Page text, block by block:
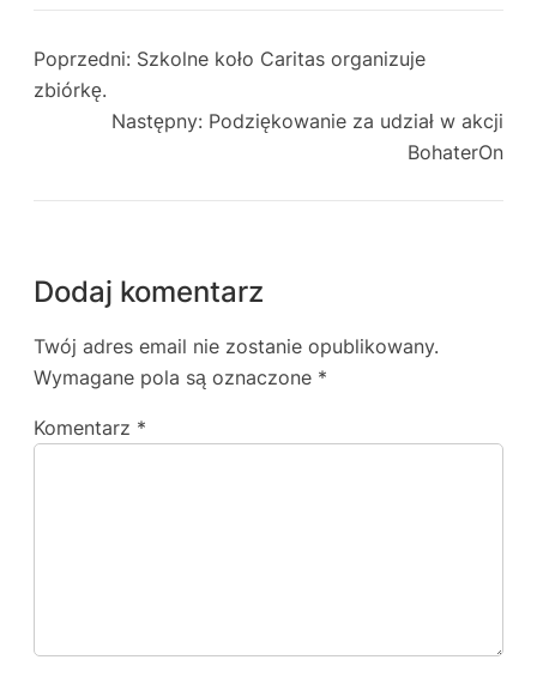
Poprzedni: Szkolne koło Caritas organizuje
zbiórkę.
Następny: Podziękowanie za udział w akcji
BohaterOn
Dodaj komentarz
Twój adres email nie zostanie opublikowany.
Wymagane pola są oznaczone *
Komentarz *